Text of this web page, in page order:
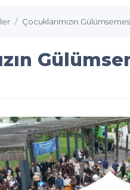
Çocuklarımızın